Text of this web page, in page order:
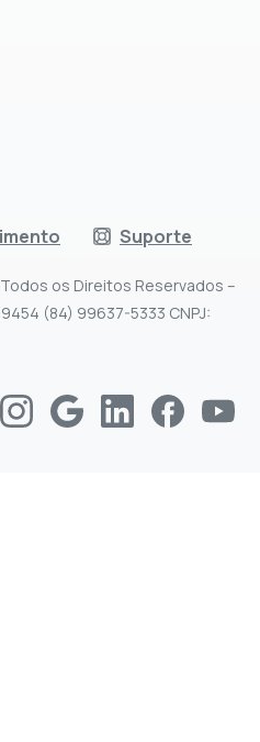
Suporte
os Direitos Reservados –
(84) 99637-5333 CNPJ: